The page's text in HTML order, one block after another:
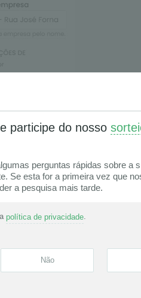
e cores para deixar as
com o seu tema;